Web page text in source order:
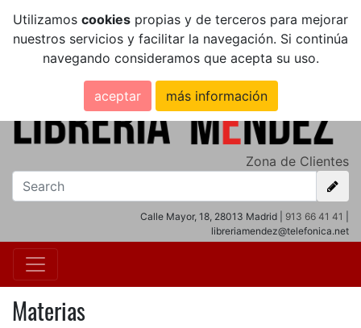
Utilizamos cookies propias y de terceros para mejorar
nuestros servicios y facilitar la navegación. Si continúa
navegando consideramos que acepta su uso.
aceptar más información
Zona de Clientes
Calle Mayor, 18, 28013 Madrid | 913 66 41 41
libreriamendez@telefonica.net
Materias